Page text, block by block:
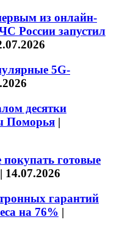
из онлайн-
России запустил
5G-
десятки
Поморья |
готовые
| 14.07.2026
гарантий
на 76% |